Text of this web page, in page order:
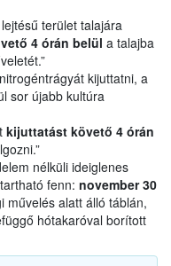
terület talajára
4 órán belül a talajba
kijuttatni, a
sor újabb kultúra
kijuttatást követő 4 órán
nélküli ideiglenes
fenn: november 30
művelés alatt álló táblán,
hótakaróval borított